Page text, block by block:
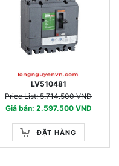
LV510481
Price List: 5.714.500 VNĐ
Giá bán: 2.597.500 VNĐ
ĐẶT HÀNG